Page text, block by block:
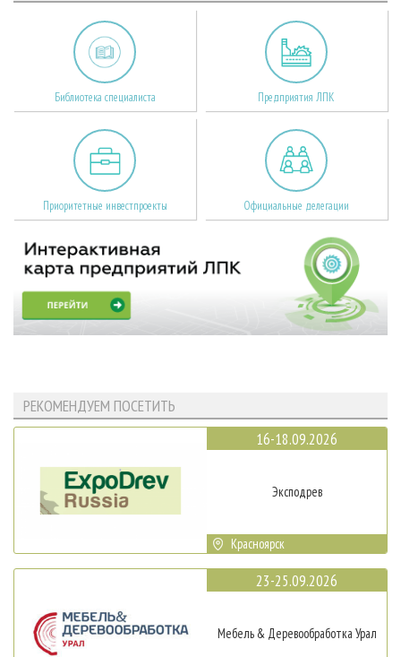
Библиотека специалиста Предприятия ЛПК
Приоритетные инвестпроекты Официальные делегации
РЕКОМЕНДУЕМ ПОСЕТИТЬ
16-18.09.2026
Эксподрев
Красноярск
23-25.09.2026
Мебель & Деревообработка Урал